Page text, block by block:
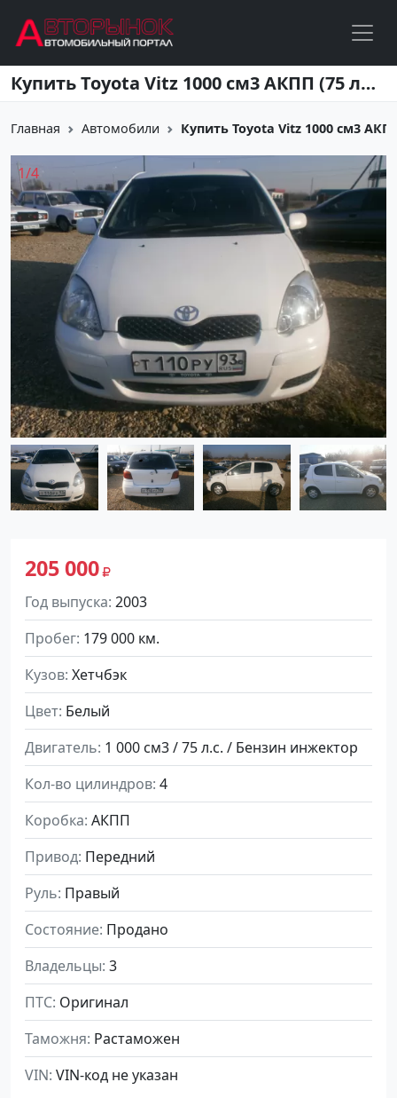
Перейти к основному содержанию Купить Toyota Vitz 1000 см3 АКПП (75 л.с.) Бензин инжектор в Усть-Лабинск: цвет Белый Хетчбэк 2003 года по цене 205000 рублей, объявление №2706 на сайте Авторынок23
Главная Автомобили Купить Toyota Vitz 1000 см3
205 000
Год выпуска 2003
Пробег 179 000 км.
Кузов Хетчбэк
Цвет Белый
Двигатель 1 000 см3 / 75 л.с. / Бензин инжектор
Кол-во цилиндров 4
Коробка АКПП
Привод Передний
Руль Правый
Состояние Продано
Владельцы 3
ПТС Оригинал
Таможня Растаможен
VIN VIN-код не указан
1/4